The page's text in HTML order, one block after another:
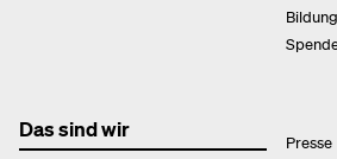
Das sind wir
Presse